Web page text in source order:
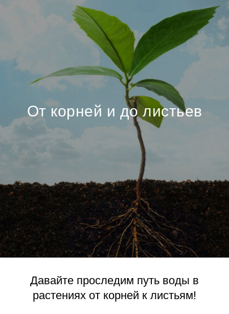
От корней и до листьев
Давайте проследим путь воды в
растениях от корней к листьям!